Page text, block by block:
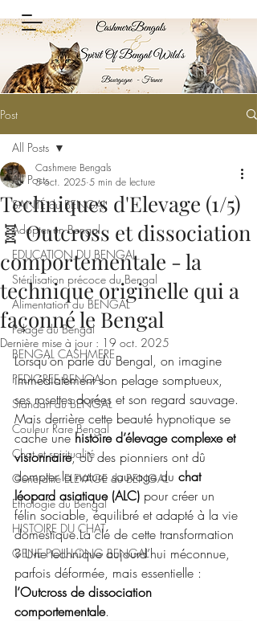
Post
All Posts
SANTÉ du BENGAL
Adopter un Bengal
EDUCATION DU BENGAL
Stérilisation précoce du Bengal
Alimentation du BENGAL
Pelage du Bengal
BENGAL CASHMERE
PEDIGREE BENGAL
Standart du BENGAL
Couleur Rare Bengal
Chat et spiritualité
Généralité ELEVAGE du BENGAL
Ethologie du Bengal
HISTOIRE DU CHAT
GENE POIL LONG BENGAL
All Posts
Techniques d'Elevage (1/5)
🧬 Outcross et dissociation
comportementale - la
technique originelle qui a
façonné le Bengal
Cashmere Bengals
5 oct. 2025 5 min de lecture
Dernière mise à jour : 19 oct. 2025
Lorsqu’on parle du Bengal, on imagine
immédiatement son pelage somptueux,
ses rosettes dorées et son regard sauvage.
Mais derrière cette beauté hypnotique se
cache une histoire d’élevage complexe et
visionnaire, où des pionniers ont dû
dompter la nature sauvage du chat
léopard asiatique (ALC) pour créer un
félin sociable, équilibré et adapté à la vie
domestique.La clé de cette transformation
? Une technique aujourd’hui méconnue,
parfois déformée, mais essentielle :
l’Outcross de dissociation
comportementale.